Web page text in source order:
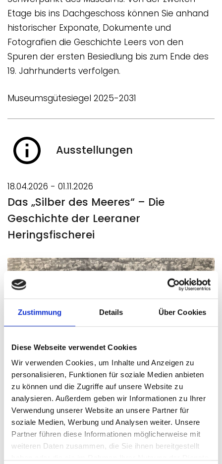
Zustimmung Details Über Cookies
Diese Webseite verwendet Cookies
Wir verwenden Cookies, um Inhalte und Anzeigen zu
personalisieren, Funktionen für soziale Medien anbieten
zu können und die Zugriffe auf unsere Website zu
analysieren. Außerdem geben wir Informationen zu Ihrer
Verwendung unserer Website an unsere Partner für
soziale Medien, Werbung und Analysen weiter. Unsere
Partner führen diese Informationen möglicherweise mit
weiteren Daten zusammen, die Sie ihnen bereitgestellt
Etage bis ins Dachgeschoss können Sie anhand
historischer Exponate, Dokumente und
Fotografien die Geschichte Leers von den
Spuren der ersten Besiedlung bis zum Ende des
19. Jahrhunderts verfolgen.
Museumsgütesiegel 2025-2031
Ausstellungen
18.04.2026 - 01.11.2026
Das „Silber des Meeres“ – Die
Geschichte der Leeraner
Heringsfischerei
Luftaufnahme Gelände der Leerer
Heringsfischerei
Fischfang gehörte seit jeher zum Leben an Leda